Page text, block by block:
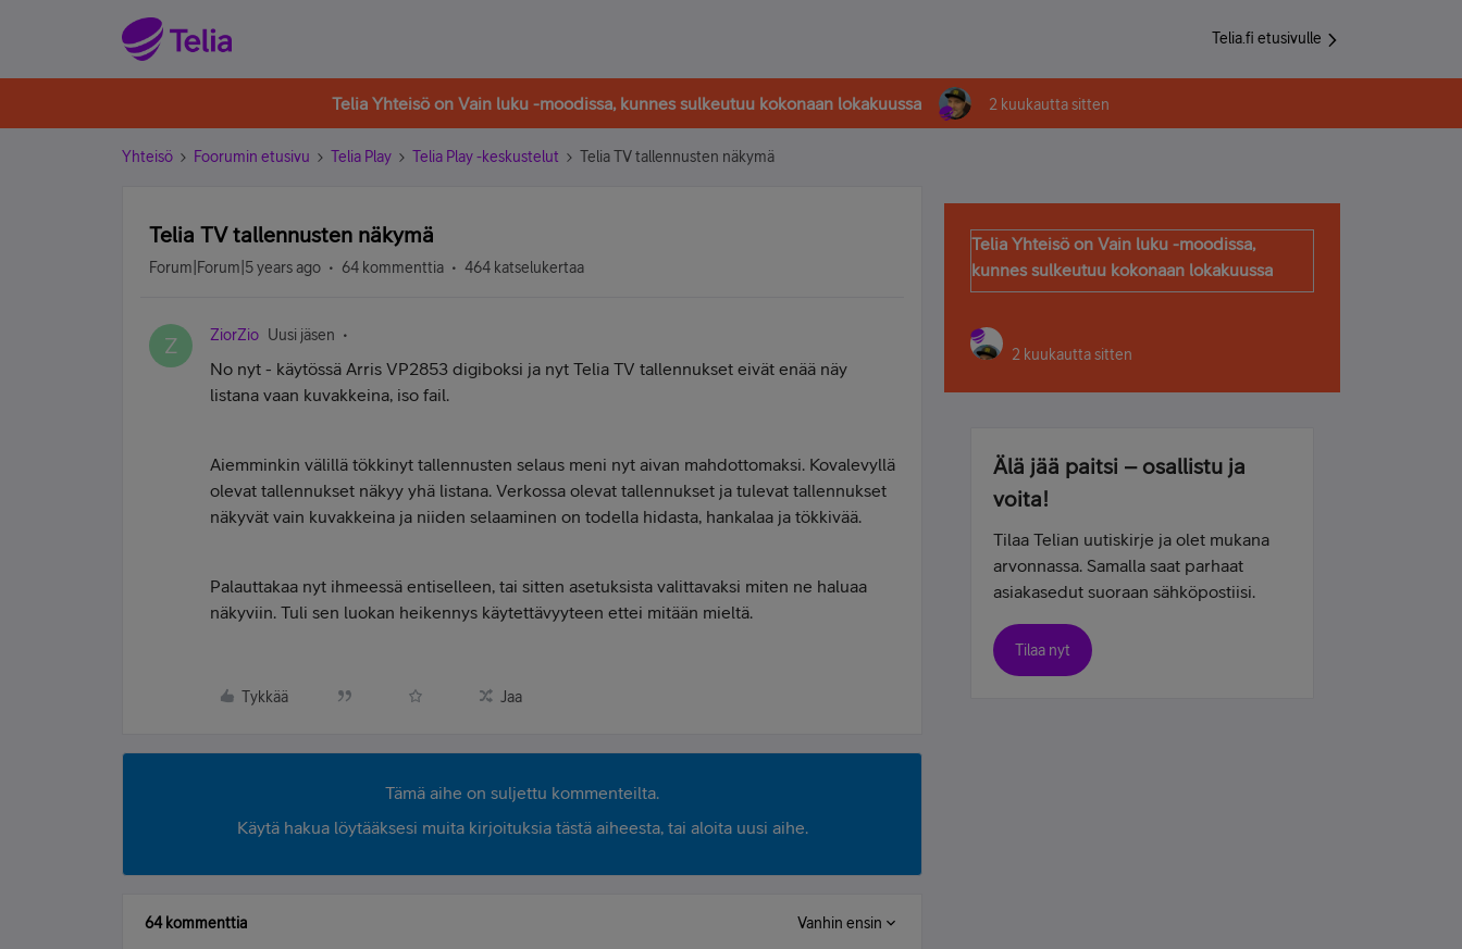
Telia.fi etusivulle
Telia Yhteisö on Vain luku -moodissa, kunnes sulkeutuu kokonaan lokakuussa 2 kuukautta sitten
Yhteisö Foorumin etusivu Telia Play Telia Play -keskustelut Telia TV tallennusten näkymä
Telia TV tallennusten näkymä
Forum|Forum|5 years ago 64 kommenttia 464 katselukertaa
Z ZiorZio Uusi jäsen
No nyt - käytössä Arris VP2853 digiboksi ja nyt Telia TV tallennukset eivät enää näy
listana vaan kuvakkeina, iso fail.
Aiemminkin välillä tökkinyt tallennusten selaus meni nyt aivan mahdottomaksi. Kovalevyllä
olevat tallennukset näkyy yhä listana. Verkossa olevat tallennukset ja tulevat tallennukset
näkyvät vain kuvakkeina ja niiden selaaminen on todella hidasta, hankalaa ja tökkivää.
Palauttakaa nyt ihmeessä entiselleen, tai sitten asetuksista valittavaksi miten ne haluaa
näkyviin. Tuli sen luokan heikennys käytettävyyteen ettei mitään mieltä.
Tykkää Jaa
Tämä aihe on suljettu kommenteilta.
Käytä hakua löytääksesi muita kirjoituksia tästä aiheesta, tai aloita uusi aihe.
64 kommenttia Vanhin ensin
Telia Yhteisö on Vain luku -moodissa,
kunnes sulkeutuu kokonaan lokakuussa
2 kuukautta sitten
Älä jää paitsi – osallistu ja
voita!
Tilaa Telian uutiskirje ja olet mukana
arvonnassa. Samalla saat parhaat
asiakasedut suoraan sähköpostiisi.
Tilaa nyt